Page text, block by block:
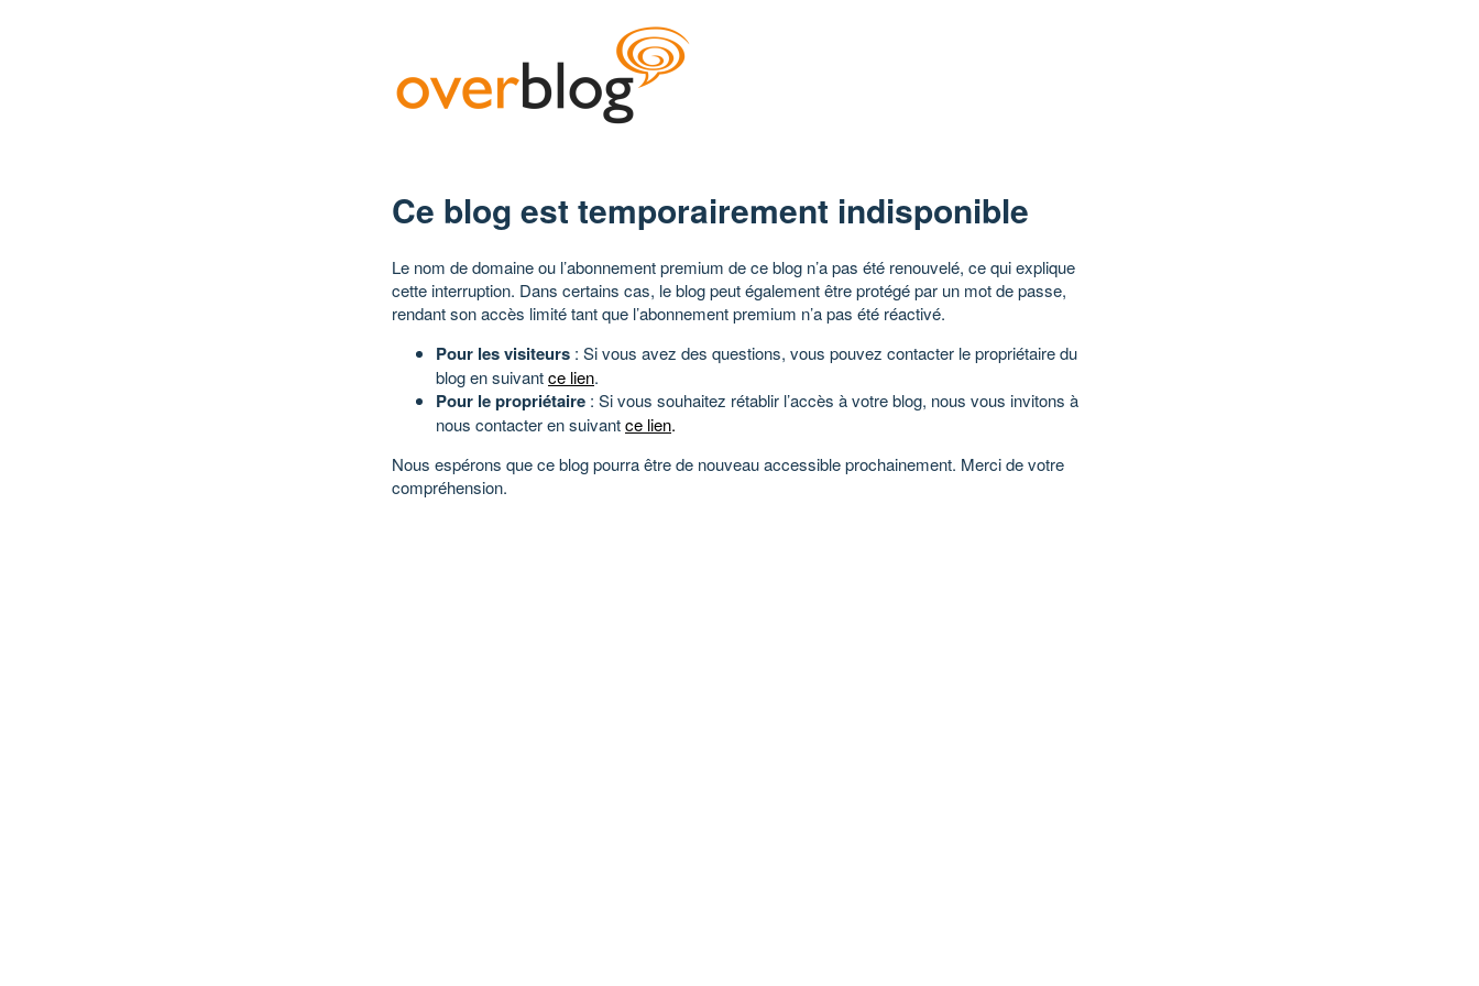
Ce blog est temporairement indisponible
Le nom de domaine ou l’abonnement premium de ce blog n’a pas été renouvelé, ce qui explique
cette interruption. Dans certains cas, le blog peut également être protégé par un mot de passe,
rendant son accès limité tant que l’abonnement premium n’a pas été réactivé.
Pour les visiteurs : Si vous avez des questions, vous pouvez contacter le propriétaire du
blog en suivantce lien.
Pour le propriétaire : Si vous souhaitez rétablir l’accès à votre blog, nous vous invitons à
nous contacter en suivantce lien.
Nous espérons que ce blog pourra être de nouveau accessible prochainement. Merci de votre
compréhension.